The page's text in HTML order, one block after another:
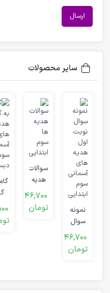
سایر محصولات
نمونه
سوال
نوبت
اول
هدیه
46,700
تومان
سوالات
هدیه
ها
سوم
ابتدایی
46,700
تومان